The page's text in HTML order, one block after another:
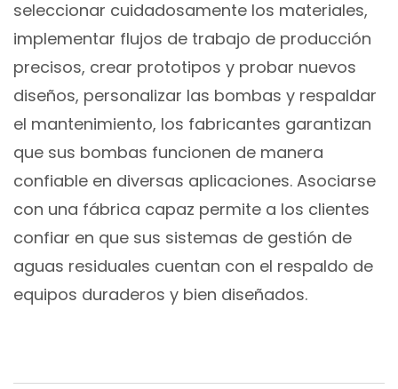
seleccionar cuidadosamente los materiales,
implementar flujos de trabajo de producción
precisos, crear prototipos y probar nuevos
diseños, personalizar las bombas y respaldar
el mantenimiento, los fabricantes garantizan
que sus bombas funcionen de manera
confiable en diversas aplicaciones. Asociarse
con una fábrica capaz permite a los clientes
confiar en que sus sistemas de gestión de
aguas residuales cuentan con el respaldo de
equipos duraderos y bien diseñados.